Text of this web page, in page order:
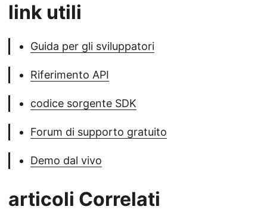
link utili
Guida per gli sviluppatori
Riferimento API
codice sorgente SDK
Forum di supporto gratuito
Demo dal vivo
articoli Correlati